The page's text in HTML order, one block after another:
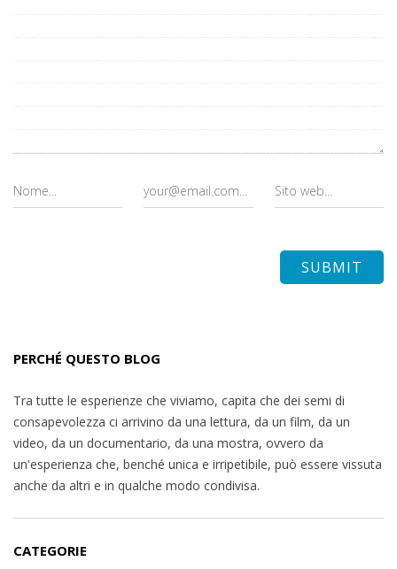
PERCHÉ QUESTO BLOG
Tra tutte le esperienze che viviamo, capita che dei semi di
consapevolezza ci arrivino da una lettura, da un film, da un
video, da un documentario, da una mostra, ovvero da
un'esperienza che, benché unica e irripetibile, può essere vissuta
anche da altri e in qualche modo condivisa.
CATEGORIE